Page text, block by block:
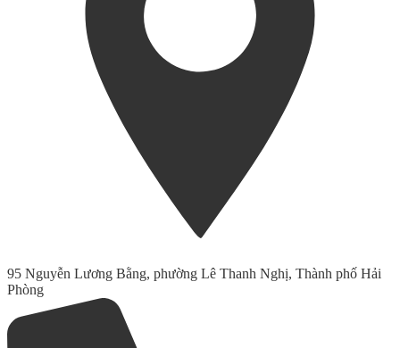
95 Nguyễn Lương Bằng, phường Lê Thanh Nghị, Thành phố Hải
Phòng